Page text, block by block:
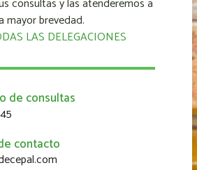
mayor brevedad.
LAS DELEGACIONES
de consultas
contacto